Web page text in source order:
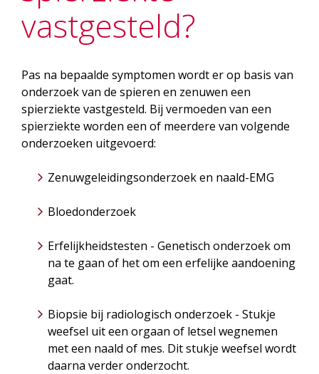
vastgesteld?
Pas na bepaalde symptomen wordt er op basis van
onderzoek van de spieren en zenuwen een
spierziekte vastgesteld. Bij vermoeden van een
spierziekte worden een of meerdere van volgende
onderzoeken uitgevoerd:
Zenuwgeleidingsonderzoek en naald-EMG
Bloedonderzoek
Erfelijkheidstesten - Genetisch onderzoek om
na te gaan of het om een erfelijke aandoening
gaat.
Biopsie bij radiologisch onderzoek - Stukje
weefsel uit een orgaan of letsel wegnemen
met een naald of mes. Dit stukje weefsel wordt
daarna verder onderzocht.